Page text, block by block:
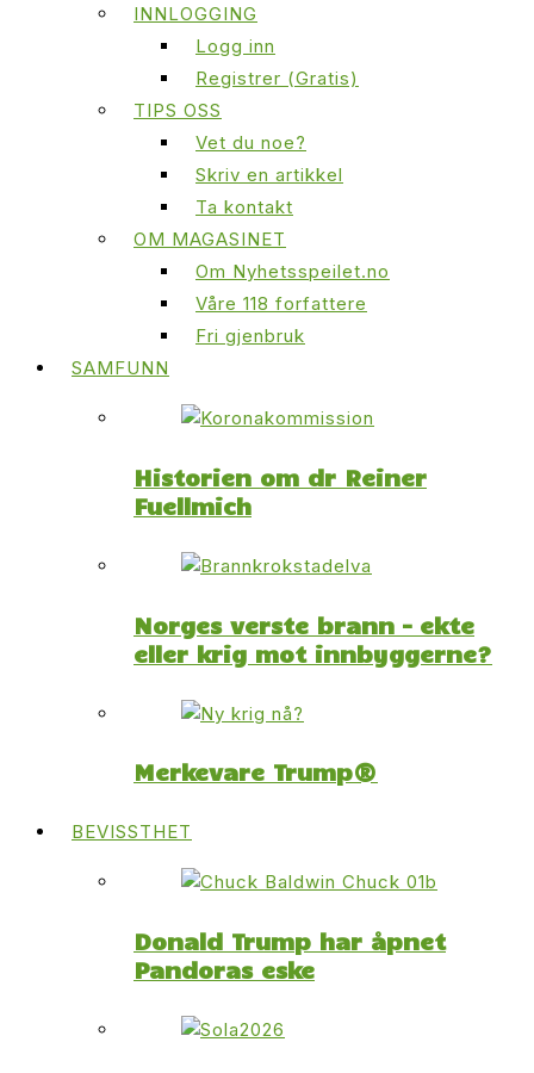
INNLOGGING
Logg inn
Registrer (Gratis)
TIPS OSS
Vet du noe?
Skriv en artikkel
Ta kontakt
OM MAGASINET
Om Nyhetsspeilet.no
Våre 118 forfattere
Fri gjenbruk
SAMFUNN
Historien om dr Reiner
Fuellmich
Norges verste brann – ekte
eller krig mot innbyggerne?
Merkevare Trump®
BEVISSTHET
Donald Trump har åpnet
Pandoras eske